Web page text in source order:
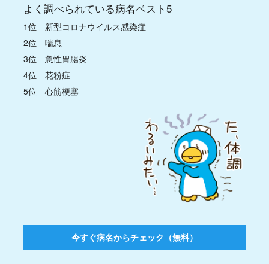
よく調べられている病名ベスト5
1位 新型コロナウイルス感染症
2位 喘息
3位 急性胃腸炎
4位 花粉症
5位 心筋梗塞
今すぐ病名からチェック（無料）